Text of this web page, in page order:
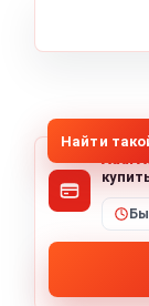
Найти
Audi